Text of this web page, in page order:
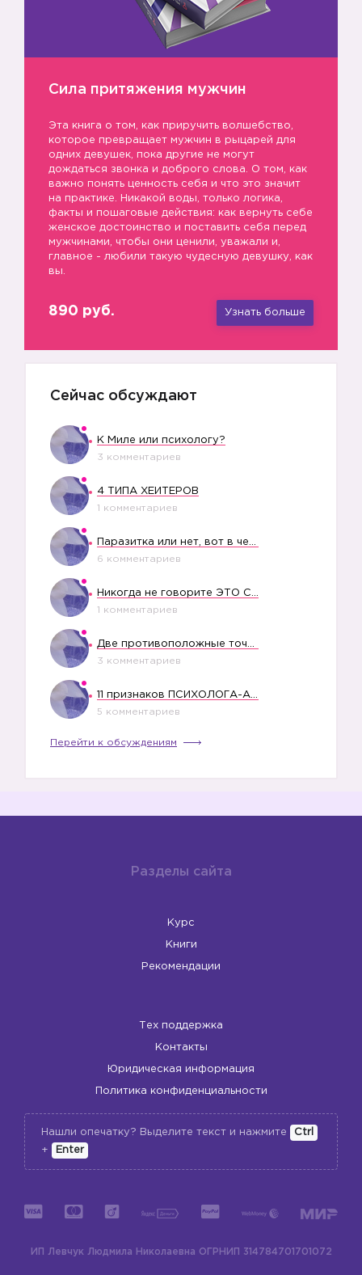
Сила притяжения мужчин
Эта книга о том, как приручить волшебство,
которое превращает мужчин в рыцарей для
одних девушек, пока другие не могут
дождаться звонка и доброго слова. О том, как
важно понять ценность себя и что это значит
на практике. Никакой воды, только логика,
факты и пошаговые действия: как вернуть себе
женское достоинство и поставить себя перед
мужчинами, чтобы они ценили, уважали и,
главное - любили такую чудесную девушку, как
вы.
890 руб. Узнать больше
Сейчас обсуждают
К Миле или психологу?
3 комментариев
4 ТИПА ХЕЙТЕРОВ
1 комментариев
Паразитка или нет, вот в чем вопрос?
6 комментариев
Никогда не говорите ЭТО СВОЕМУ РЕБЕНКУ
1 комментариев
Две противоположные точки зрения насчет финансового положения жены в семье
3 комментариев
11 признаков ПСИХОЛОГА-АБЬЮЗЕРА
5 комментариев
Перейти к обсуждениям
Разделы сайта
Курс
Книги
Рекомендации
Тех поддержка
Контакты
Юридическая информация
Политика конфиденциальности
Нашли опечатку? Выделите текст и нажмите
Ctrl
+
Enter
ИП Левчук Людмила Николаевна ОГРНИП 314784701701072